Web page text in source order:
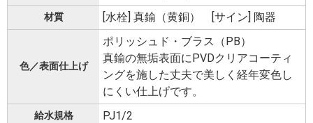
材質 [水栓] 真鍮（黄銅） [サイン] 陶器
色／表面仕上げ
ポリッシュド・ブラス（PB）
真鍮の無垢表面にPVDクリアコーティ
ングを施した丈夫で美しく経年変色し
にくい仕上げです。
給水規格 PJ1/2